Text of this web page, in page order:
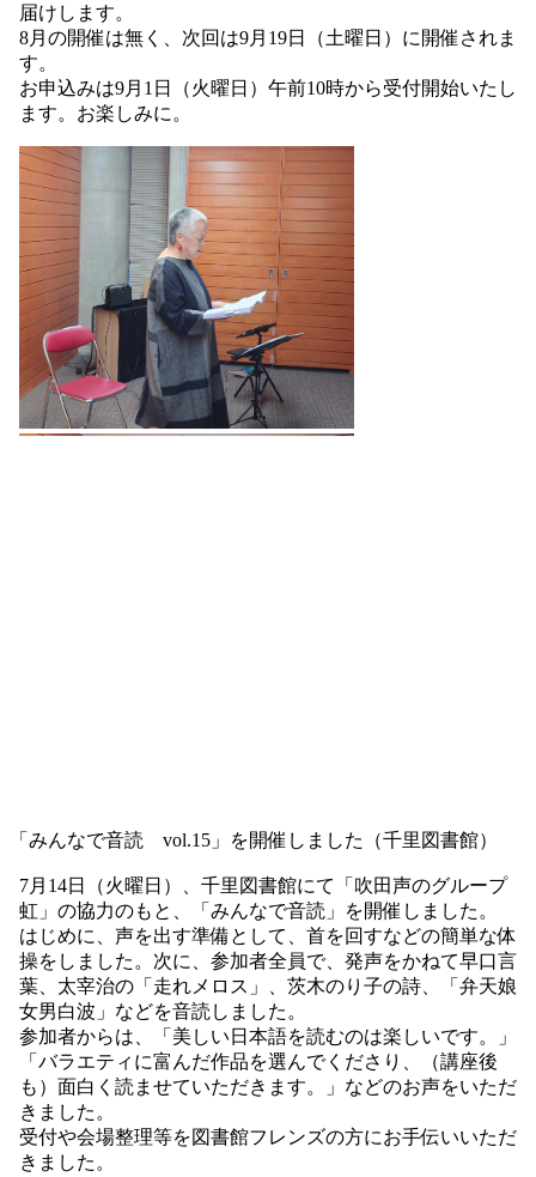
届けします。
8月の開催は無く、次回は9月19日（土曜日）に開催されま
す。
お申込みは9月1日（火曜日）午前10時から受付開始いたし
ます。お楽しみに。
「みんなで音読 vol.15」を開催しました（千里図書館）
7月14日（火曜日）、千里図書館にて「吹田声のグループ
虹」の協力のもと、「みんなで音読」を開催しました。
はじめに、声を出す準備として、首を回すなどの簡単な体
操をしました。次に、参加者全員で、発声をかねて早口言
葉、太宰治の「走れメロス」、茨木のり子の詩、「弁天娘
女男白波」などを音読しました。
参加者からは、「美しい日本語を読むのは楽しいです。」
「バラエティに富んだ作品を選んでくださり、（講座後
も）面白く読ませていただきます。」などのお声をいただ
きました。
受付や会場整理等を図書館フレンズの方にお手伝いいただ
きました。